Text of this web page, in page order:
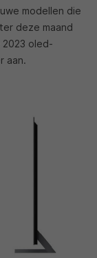
modellen die
deze maand
oled-
aan.